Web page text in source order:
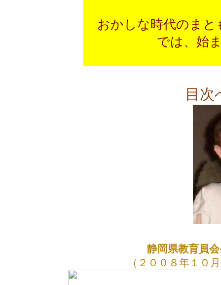
おかしな時代のま
では、始
目次
静岡県教育員
（２００８年１０